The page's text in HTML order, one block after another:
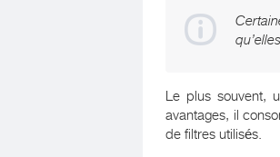
Le plus souvent,
avantages, il
de filtres utilisés.